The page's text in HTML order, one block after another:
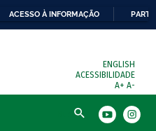
ACESSO À INFORMAÇÃO
ENGLISH
ACESSIBILIDADE
A+ A-
Busca